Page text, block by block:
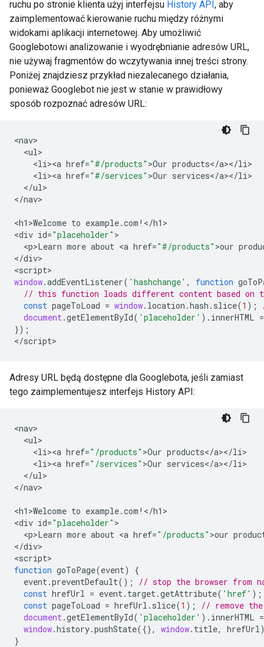
ruchu po stronie klienta użyj interfejsu History API, aby
zaimplementować kierowanie ruchu między różnymi
widokami aplikacji internetowej. Aby umożliwić
Googlebotowi analizowanie i wyodrębnianie adresów URL,
nie używaj fragmentów do wczytywania innej treści strony.
Poniżej znajdziesz przykład niezalecanego działania,
ponieważ Googlebot nie jest w stanie w prawidłowy
sposób rozpoznać adresów URL:
<nav
<ul
<li><a href="#/products" >Our products</a></li
<li><a href="#/services" >Our services</a></li
</ul>
</nav>
<h1>Welcome to example.com ! </h1 >
<div id="placeholder"
<p>Learn more about <a href="#/products" >our
</div>
<script
window.addEventListener( 'hashchange' , function
// this function loads different content based on
const pageToLoad = window. location .hash . slice(1 );
document.getElementById( 'placeholder' ). innerHTML =
});
</script>
Adresy URL będą dostępne dla Googlebota, jeśli zamiast
tego zaimplementujesz interfejs History API:
<nav
<ul
<li><a href="/products" >Our products</a></li
<li><a href="/services" >Our services</a></li
</ul>
</nav>
<h1>Welcome to example.com ! </h1 >
<div id="placeholder"
<p>Learn more about <a href="/products" >our
</div>
<script
function goToPage(event)
{
event.preventDefault();
// stop the browser from
const hrefUrl = event. target.getAttribute( 'href' );
const pageToLoad = hrefUrl . slice(1 );
// remove
document.getElementById( 'placeholder' ). innerHTML =
window.history.pushState({}, window. title, hrefUrl
}